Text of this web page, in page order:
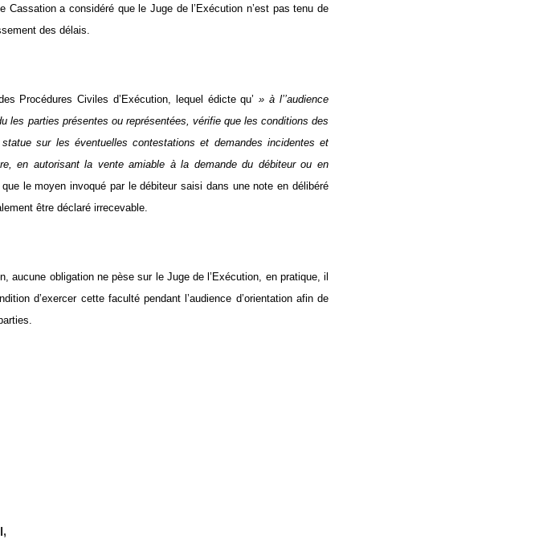
a considéré que le Juge de l’Exécution n’est pas tenu de
des délais.
Procédures Civiles d’Exécution, lequel édicte qu’ » à l’’audience
les parties présentes ou représentées, vérifie que les conditions des
sur les éventuelles contestations et demandes incidentes et
en autorisant la vente amiable à la demande du débiteur ou en
le moyen invoqué par le débiteur saisi dans une note en délibéré
être déclaré irrecevable.
aucune obligation ne pèse sur le Juge de l’Exécution, en pratique, il
d’exercer cette faculté pendant l’audience d’orientation afin de